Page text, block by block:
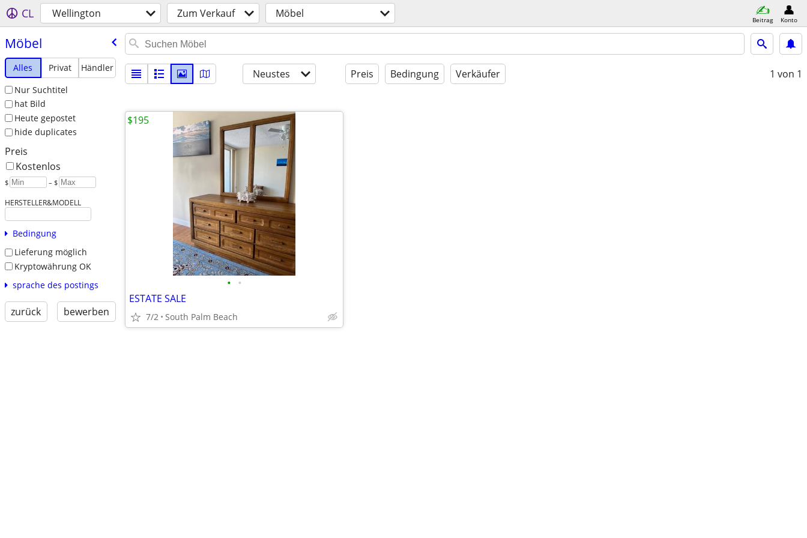
CL Wellington Zum Verkauf Möbel Beitrag Konto
Möbel
Alles Privat
Händler
Nur Suchtitel
hat Bild
Heute gepostet
hide duplicates
Preis
Kostenlos
$ – $
HERSTELLER&MODELL
Bedingung
Lieferung möglich
Kryptowährung OK
sprache des postings
zurück bewerben
Neustes Preis Bedingung Verkäufer 1 von 1
• •
ESTATE SALE
7/2 South Palm Beach
$195